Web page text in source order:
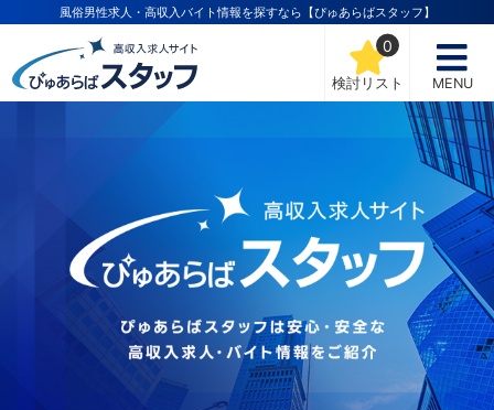
風俗男性求人・高収入バイト情報を探すなら【ぴゅあらばスタッフ】
検討リスト
0
MENU